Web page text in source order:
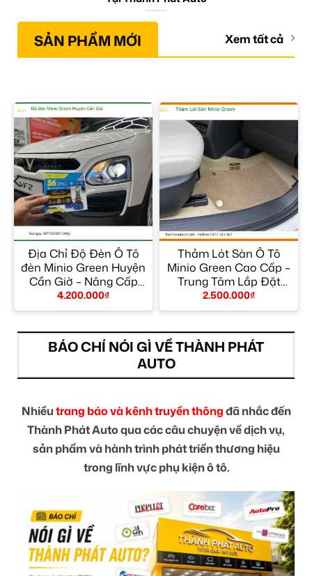
SẢN PHẨM MỚI Xem tất cả
Địa Chỉ Độ Đèn Ô Tô
đèn Minio Green Huyện
Cần Giờ – Nâng Cấp
Chính Hãng
4.200.000₫
Thảm Lót Sàn Ô Tô
Minio Green Cao Cấp –
Trung Tâm Lắp Đặt
Chính Hãng TPHCM
2.500.000₫
BÁO CHÍ NÓI GÌ VỀ THÀNH PHÁT
AUTO
Nhiềutrang báo và kênh truyền thôngđã nhắc đến
Thành Phát Auto qua các câu chuyện về dịch vụ,
sản phẩm và hành trình phát triển thương hiệu
trong lĩnh vực phụ kiện ô tô.